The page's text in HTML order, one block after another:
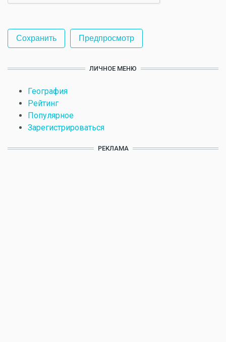
ЛИЧНОЕ МЕНЮ
География
Рейтинг
Популярное
Зарегистрироваться
РЕКЛАМА